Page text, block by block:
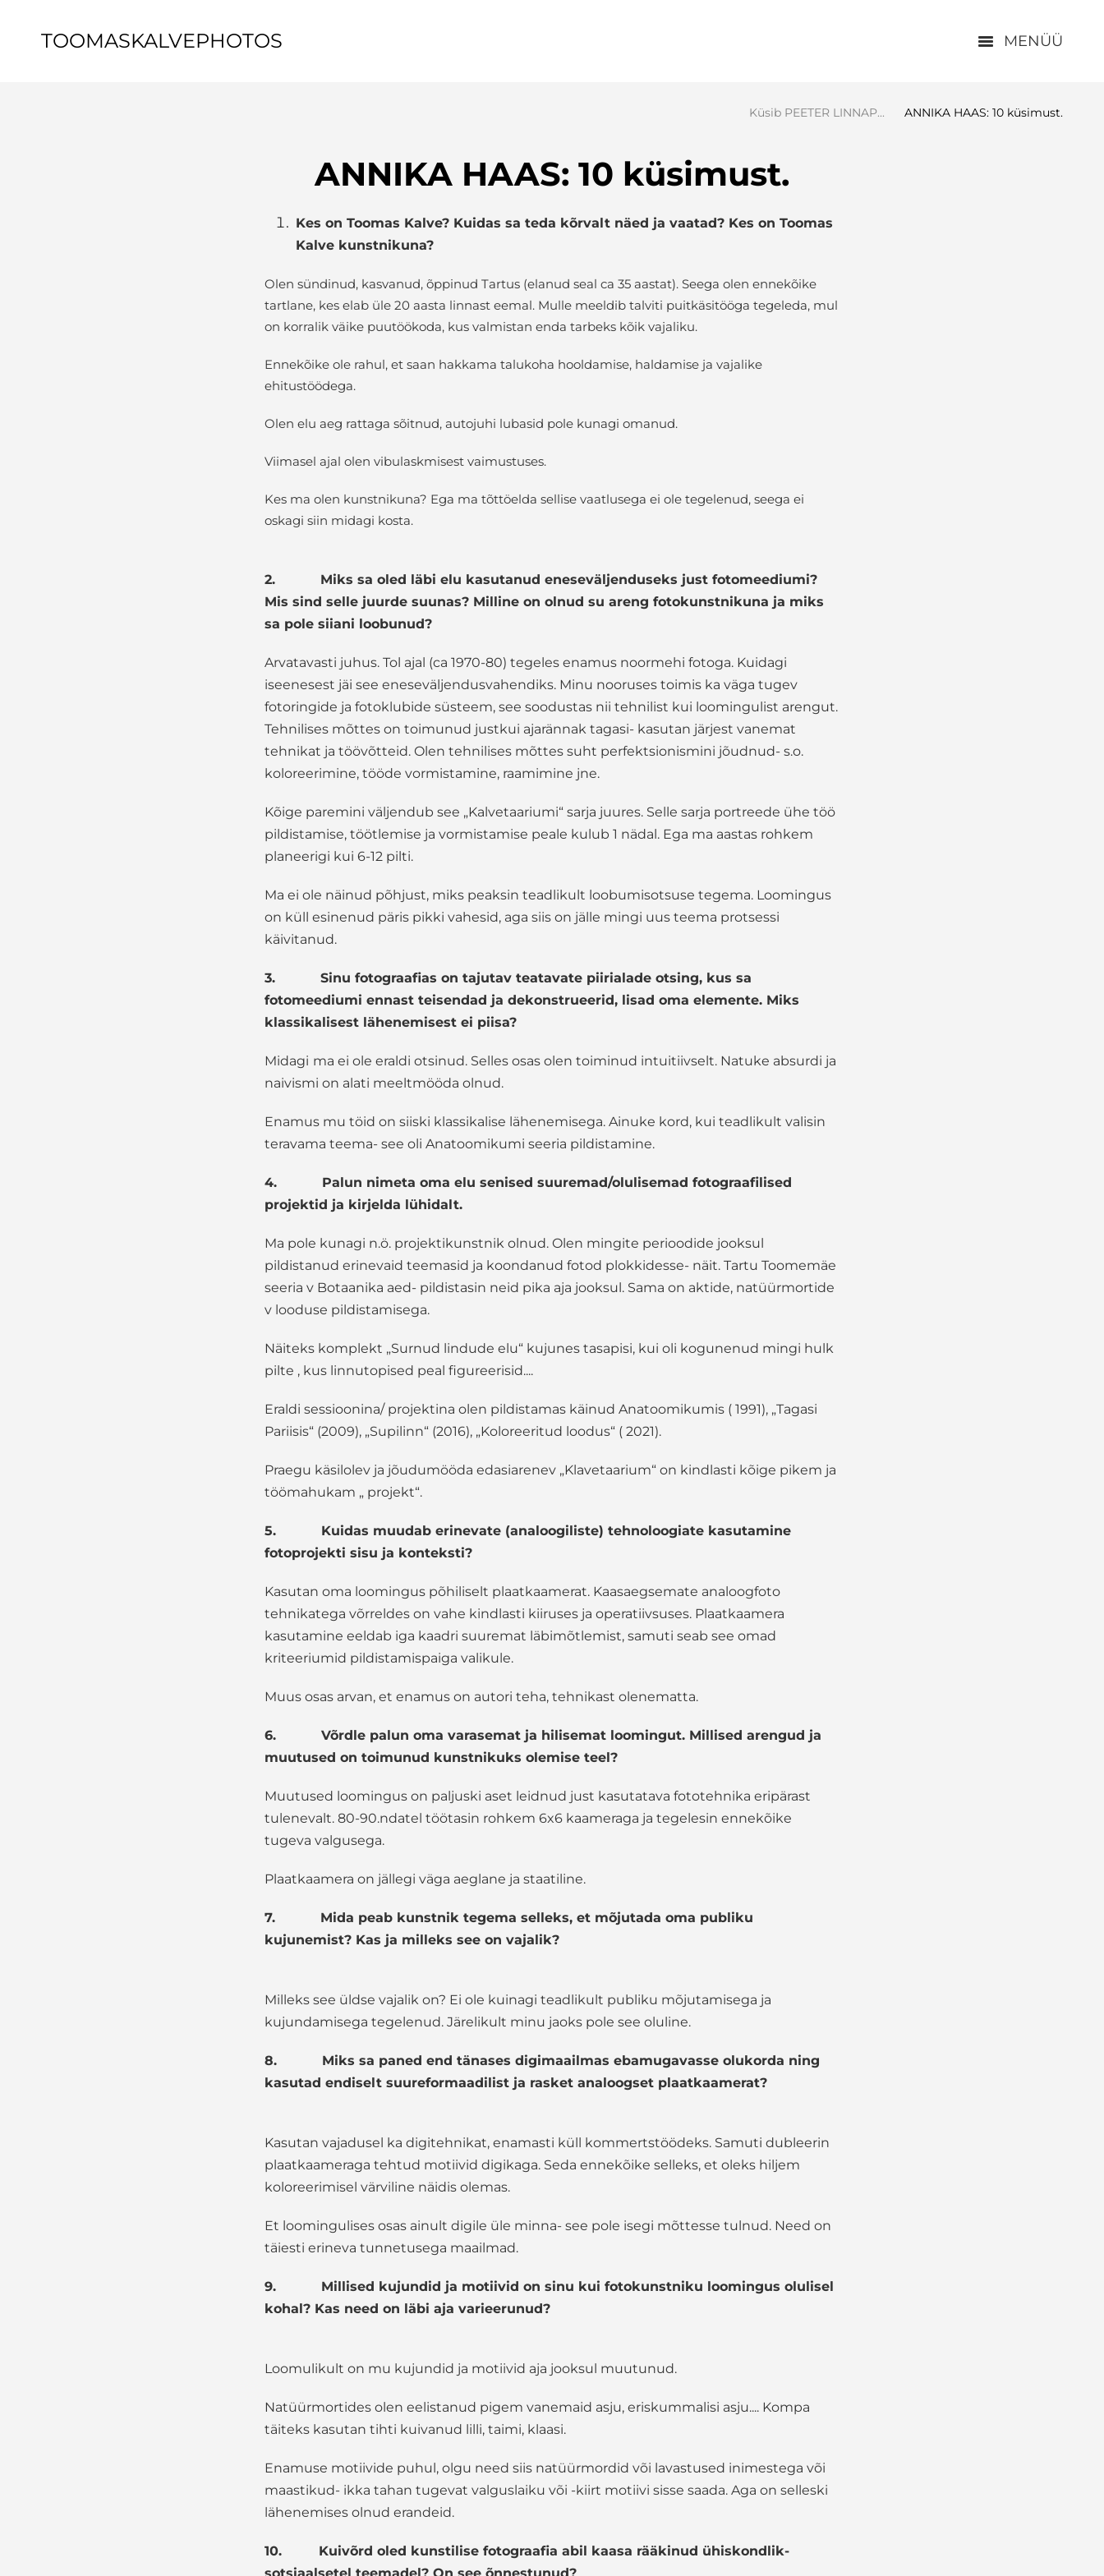
MENÜÜ
TOOMASKALVEPHOTOS
Küsib PEETER LINNAP... ANNIKA HAAS: 10 küsimust.
ANNIKA HAAS: 10 küsimust.
Kes on Toomas Kalve? Kuidas sa teda kõrvalt näed ja vaatad? Kes on Toomas
Kalve kunstnikuna?
Olen sündinud, kasvanud, õppinud Tartus (elanud seal ca 35 aastat). Seega olen ennekõike
tartlane, kes elab üle 20 aasta linnast eemal. Mulle meeldib talviti puitkäsitööga tegeleda, mul
on korralik väike puutöökoda, kus valmistan enda tarbeks kõik vajaliku.
Ennekõike ole rahul, et saan hakkama talukoha hooldamise, haldamise ja vajalike
ehitustöödega.
Olen elu aeg rattaga sõitnud, autojuhi lubasid pole kunagi omanud.
Viimasel ajal olen vibulaskmisest vaimustuses.
Kes ma olen kunstnikuna? Ega ma tõttöelda sellise vaatlusega ei ole tegelenud, seega ei
oskagi siin midagi kosta.
2. Miks sa oled läbi elu kasutanud eneseväljenduseks just fotomeediumi?
Mis sind selle juurde suunas? Milline on olnud su areng fotokunstnikuna ja miks
sa pole siiani loobunud?
Arvatavasti juhus. Tol ajal (ca 1970-80) tegeles enamus noormehi fotoga. Kuidagi
iseenesest jäi see eneseväljendusvahendiks. Minu nooruses toimis ka väga tugev
fotoringide ja fotoklubide süsteem, see soodustas nii tehnilist kui loomingulist arengut.
Tehnilises mõttes on toimunud justkui ajarännak tagasi- kasutan järjest vanemat
tehnikat ja töövõtteid. Olen tehnilises mõttes suht perfektsionismini jõudnud- s.o.
koloreerimine, tööde vormistamine, raamimine jne.
Kõige paremini väljendub see „Kalvetaariumi“ sarja juures. Selle sarja portreede ühe töö
pildistamise, töötlemise ja vormistamise peale kulub 1 nädal. Ega ma aastas rohkem
planeerigi kui 6-12 pilti.
Ma ei ole näinud põhjust, miks peaksin teadlikult loobumisotsuse tegema. Loomingus
on küll esinenud päris pikki vahesid, aga siis on jälle mingi uus teema protsessi
käivitanud.
3. Sinu fotograafias on tajutav teatavate piirialade otsing, kus sa
fotomeediumi ennast teisendad ja dekonstrueerid, lisad oma elemente. Miks
klassikalisest lähenemisest ei piisa?
Midagi ma ei ole eraldi otsinud. Selles osas olen toiminud intuitiivselt. Natuke absurdi ja
naivismi on alati meeltmööda olnud.
Enamus mu töid on siiski klassikalise lähenemisega. Ainuke kord, kui teadlikult valisin
teravama teema- see oli Anatoomikumi seeria pildistamine.
4. Palun nimeta oma elu senised suuremad/olulisemad fotograafilised
projektid ja kirjelda lühidalt.
Ma pole kunagi n.ö. projektikunstnik olnud. Olen mingite perioodide jooksul
pildistanud erinevaid teemasid ja koondanud fotod plokkidesse- näit. Tartu Toomemäe
seeria v Botaanika aed- pildistasin neid pika aja jooksul. Sama on aktide, natüürmortide
v looduse pildistamisega.
Näiteks komplekt „Surnud lindude elu“ kujunes tasapisi, kui oli kogunenud mingi hulk
pilte , kus linnutopised peal figureerisid....
Eraldi sessioonina/ projektina olen pildistamas käinud Anatoomikumis ( 1991), „Tagasi
Pariisis“ (2009), „Supilinn“ (2016), „Koloreeritud loodus“ ( 2021).
Praegu käsilolev ja jõudumööda edasiarenev „Klavetaarium“ on kindlasti kõige pikem ja
töömahukam „ projekt“.
5. Kuidas muudab erinevate (analoogiliste) tehnoloogiate kasutamine
fotoprojekti sisu ja konteksti?
Kasutan oma loomingus põhiliselt plaatkaamerat. Kaasaegsemate analoogfoto
tehnikatega võrreldes on vahe kindlasti kiiruses ja operatiivsuses. Plaatkaamera
kasutamine eeldab iga kaadri suuremat läbimõtlemist, samuti seab see omad
kriteeriumid pildistamispaiga valikule.
Muus osas arvan, et enamus on autori teha, tehnikast olenematta.
6. Võrdle palun oma varasemat ja hilisemat loomingut. Millised arengud ja
muutused on toimunud kunstnikuks olemise teel?
Muutused loomingus on paljuski aset leidnud just kasutatava fototehnika eripärast
tulenevalt. 80-90.ndatel töötasin rohkem 6x6 kaameraga ja tegelesin ennekõike
tugeva valgusega.
Plaatkaamera on jällegi väga aeglane ja staatiline.
7. Mida peab kunstnik tegema selleks, et mõjutada oma publiku
kujunemist? Kas ja milleks see on vajalik?
Milleks see üldse vajalik on? Ei ole kuinagi teadlikult publiku mõjutamisega ja
kujundamisega tegelenud. Järelikult minu jaoks pole see oluline.
8. Miks sa paned end tänases digimaailmas ebamugavasse olukorda ning
kasutad endiselt suureformaadilist ja rasket analoogset plaatkaamerat?
Kasutan vajadusel ka digitehnikat, enamasti küll kommertstöödeks. Samuti dubleerin
plaatkaameraga tehtud motiivid digikaga. Seda ennekõike selleks, et oleks hiljem
koloreerimisel värviline näidis olemas.
Et loomingulises osas ainult digile üle minna- see pole isegi mõttesse tulnud. Need on
täiesti erineva tunnetusega maailmad.
9. Millised kujundid ja motiivid on sinu kui fotokunstniku loomingus olulisel
kohal? Kas need on läbi aja varieerunud?
Loomulikult on mu kujundid ja motiivid aja jooksul muutunud.
Natüürmortides olen eelistanud pigem vanemaid asju, eriskummalisi asju.... Kompa
täiteks kasutan tihti kuivanud lilli, taimi, klaasi.
Enamuse motiivide puhul, olgu need siis natüürmordid või lavastused inimestega või
maastikud- ikka tahan tugevat valguslaiku või -kiirt motiivi sisse saada. Aga on selleski
lähenemises olnud erandeid.
10. Kuivõrd oled kunstilise fotograafia abil kaasa rääkinud ühiskondlik-